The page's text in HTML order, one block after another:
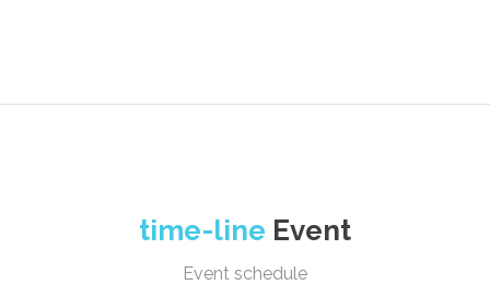
Event
time-line
Event schedule